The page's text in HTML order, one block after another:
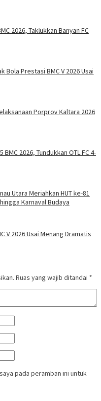
2026, Taklukkan Banyan FC
Bola Prestasi BMC V 2026 Usai
Porprov Kaltara 2026
2026, Tundukkan OTL FC 4-
Utara Meriahkan HUT ke-81
Karnaval Budaya
V 2026 Usai Menang Dramatis
Ruas yang wajib ditandai *
pada peramban ini untuk